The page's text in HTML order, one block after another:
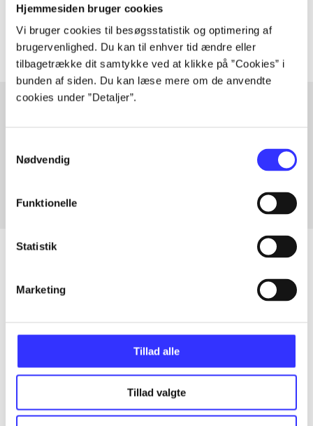
Hjemmesiden bruger cookies
Vi bruger cookies til besøgsstatistik og optimering af
brugervenlighed. Du kan til enhver tid ændre eller
tilbagetrække dit samtykke ved at klikke på ”Cookies” i
bunden af siden. Du kan læse mere om de anvendte
cookies under ”Detaljer”.
Nødvendig
Funktionelle
Statistik
Marketing
Tillad alle
Tillad valgte
Artiklerne ihandler ofte om
Fra
Artikler